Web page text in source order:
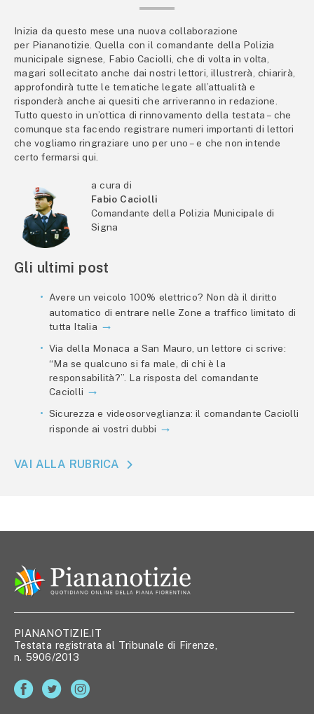
Inizia da questo mese una nuova collaborazione
per Piananotizie. Quella con il comandante della Polizia
municipale signese, Fabio Caciolli, che di volta in volta,
magari sollecitato anche dai nostri lettori, illustrerà, chiarirà,
approfondirà tutte le tematiche legate all’attualità e
risponderà anche ai quesiti che arriveranno in redazione.
Tutto questo in un’ottica di rinnovamento della testata – che
comunque sta facendo registrare numeri importanti di lettori
che vogliamo ringraziare uno per uno – e che non intende
certo fermarsi qui.
a cura di
Fabio Caciolli
Comandante della Polizia Municipale di
Signa
Gli ultimi post
Avere un veicolo 100% elettrico? Non dà il diritto
automatico di entrare nelle Zone a traffico limitato di
tutta Italia
Via della Monaca a San Mauro, un lettore ci scrive:
“Ma se qualcuno si fa male, di chi è la
responsabilità?”. La risposta del comandante
Caciolli
Sicurezza e videosorveglianza: il comandante Caciolli
risponde ai vostri dubbi
VAI ALLA RUBRICA
PIANANOTIZIE.IT
Testata registrata al Tribunale di Firenze,
n. 5906/2013